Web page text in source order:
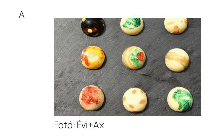
Fotó: Évi+Ax
A